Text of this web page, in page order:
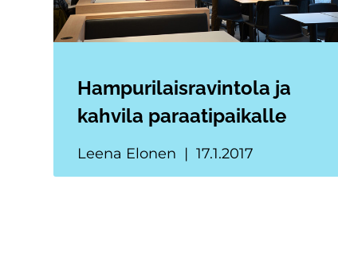
Hampurilaisravintola ja
kahvila paraatipaikalle
Leena Elonen 17.1.2017